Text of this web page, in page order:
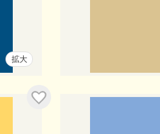
拡大